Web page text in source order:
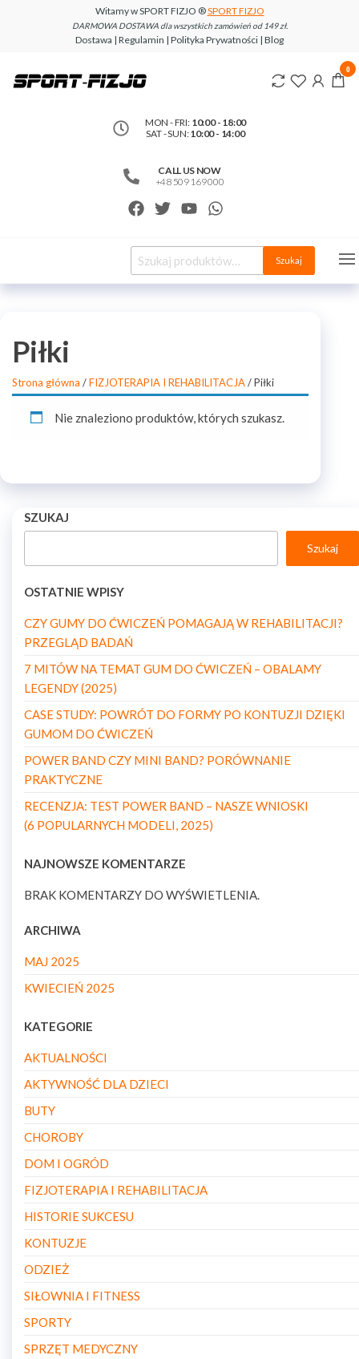
Witamy w SPORT FIZJO ®SPORT FIZJO
DARMOWA DOSTAWA dla wszystkich zamówień od 149 zł.
Dostawa | Regulamin | Polityka Prywatności | Blog
www.sport-
MON - FRI: 10:00 - 18:00
SAT - SUN:10:00 - 14:00
CALL US NOW
+48 509 169 000
0
Szukaj
Piłki
Strona główna /FIZJOTERAPIA I REHABILITACJA/ Piłki
Nie znaleziono produktów, których szukasz.
SZUKAJ
Szukaj
OSTATNIE WPISY
CZY GUMY DO ĆWICZEŃ POMAGAJĄ W REHABILITACJI?
PRZEGLĄD BADAŃ
7 MITÓW NA TEMAT GUM DO ĆWICZEŃ – OBALAMY
LEGENDY (2025)
CASE STUDY: POWRÓT DO FORMY PO KONTUZJI DZIĘKI
GUMOM DO ĆWICZEŃ
POWER BAND CZY MINI BAND? PORÓWNANIE
PRAKTYCZNE
RECENZJA: TEST POWER BAND – NASZE WNIOSKI
(6 POPULARNYCH MODELI, 2025)
NAJNOWSZE KOMENTARZE
BRAK KOMENTARZY DO WYŚWIETLENIA.
ARCHIWA
MAJ 2025
KWIECIEŃ 2025
KATEGORIE
AKTUALNOŚCI
AKTYWNOŚĆ DLA DZIECI
BUTY
CHOROBY
DOM I OGRÓD
FIZJOTERAPIA I REHABILITACJA
HISTORIE SUKCESU
KONTUZJE
ODZIEŻ
SIŁOWNIA I FITNESS
SPORTY
SPRZĘT MEDYCZNY